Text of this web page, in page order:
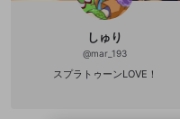
しゅり
@mar_193
スプラトゥーンLOVE！
OPENREC.tv ア
OPENREC.tvア
パーソ
限定コミ